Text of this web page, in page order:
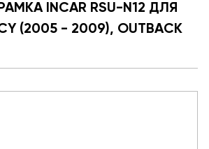
INCAR RSU-N12 ДЛЯ
(2005 - 2009), OUTBACK